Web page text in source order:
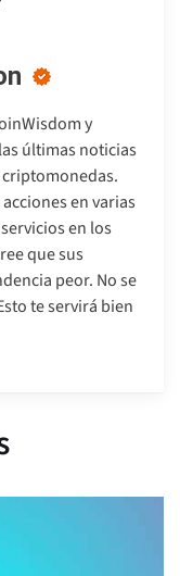
y
últimas noticias
en varias
en los
que sus
peor. No se
te servirá bien